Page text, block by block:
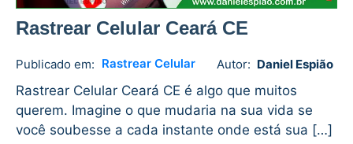
Rastrear Celular Ceará CE
Publicado em: Rastrear Celular Autor: Daniel Espião
Daniel
Espião
No
comments
Rastrear Celular Ceará CE é algo que muitos
querem. Imagine o que mudaria na sua vida se
você soubesse a cada instante onde está sua […]